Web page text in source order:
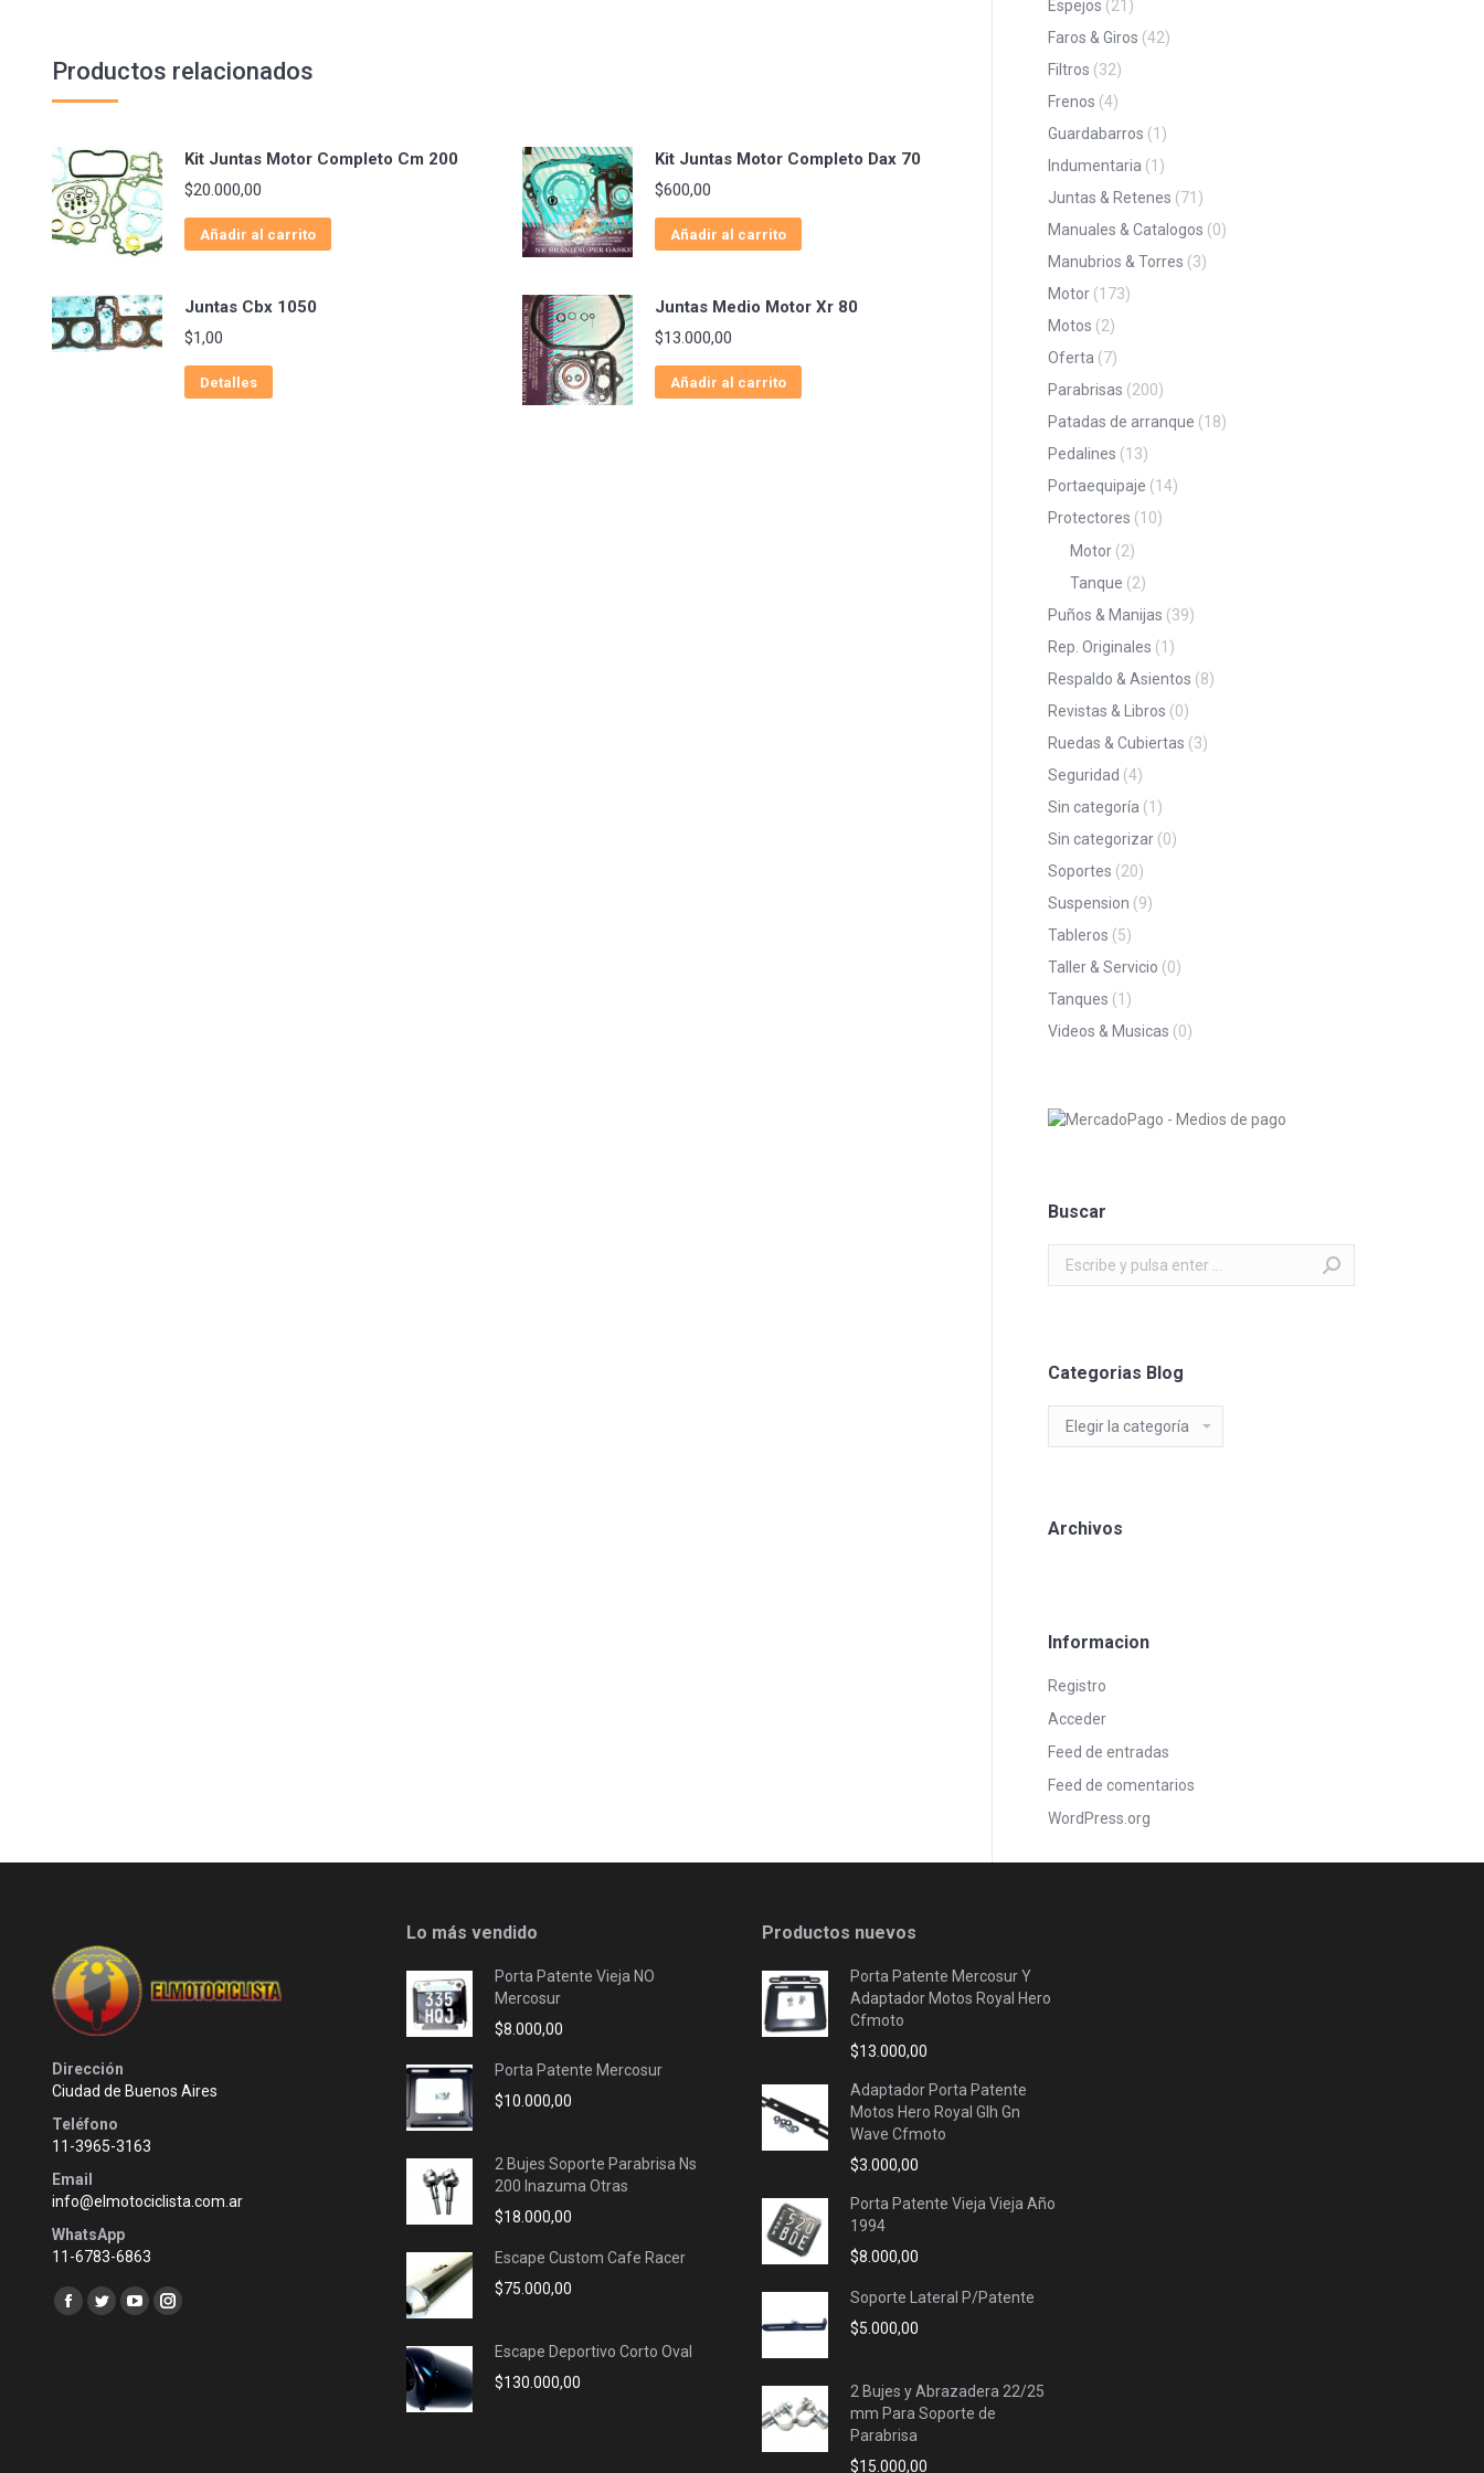
Productos relacionados
Kit Juntas Motor Completo Cm 200
$20.000,00
Añadir al carrito
Kit Juntas Motor Completo Dax 70
$600,00
Añadir al carrito
Juntas Cbx 1050
$1,00
Detalles
Juntas Medio Motor Xr 80
$13.000,00
Añadir al carrito
Espejos (21)
Faros & Giros (42)
Filtros (32)
Frenos (4)
Guardabarros (1)
Indumentaria (1)
Juntas & Retenes (71)
Manuales & Catalogos (0)
Manubrios & Torres (3)
Motor (173)
Motos (2)
Oferta (7)
Parabrisas (200)
Patadas de arranque (18)
Pedalines (13)
Portaequipaje (14)
Protectores (10)
Motor (2)
Tanque (2)
Puños & Manijas (39)
Rep. Originales (1)
Respaldo & Asientos (8)
Revistas & Libros (0)
Ruedas & Cubiertas (3)
Seguridad (4)
Sin categoría (1)
Sin categorizar (0)
Soportes (20)
Suspension (9)
Tableros (5)
Taller & Servicio (0)
Tanques (1)
Videos & Musicas (0)
Buscar
Categorias Blog
Blog
Archivos
Informacion
Registro
Acceder
Feed de entradas
Feed de comentarios
WordPress.org
Dirección
Ciudad de Buenos Aires
Teléfono
11-3965-3163
Email
info@elmotociclista.com.ar
WhatsApp
11-6783-6863
Encuéntranos en:
Facebook
TwitterYouTubeInstagram
Lo más vendido
Porta Patente Vieja NO
Mercosur
$8.000,00
Porta Patente Mercosur
$10.000,00
2 Bujes Soporte Parabrisa Ns
200 Inazuma Otras
$18.000,00
Escape Custom Cafe Racer
$75.000,00
Escape Deportivo Corto Oval
$130.000,00
Productos nuevos
Porta Patente Mercosur Y
Adaptador Motos Royal Hero
Cfmoto
$13.000,00
Adaptador Porta Patente
Motos Hero Royal Glh Gn
Wave Cfmoto
$3.000,00
Porta Patente Vieja Vieja Año
1994
$8.000,00
Soporte Lateral P/Patente
$5.000,00
2 Bujes y Abrazadera 22/25
mm Para Soporte de
Parabrisa
$15.000,00